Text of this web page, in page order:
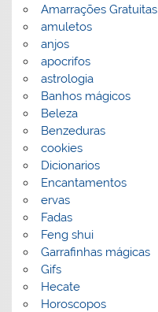
Amarrações Gratuitas
amuletos
anjos
apocrifos
astrologia
Banhos mágicos
Beleza
Benzeduras
cookies
Dicionarios
Encantamentos
ervas
Fadas
Feng shui
Garrafinhas mágicas
Gifs
Hecate
Horoscopos